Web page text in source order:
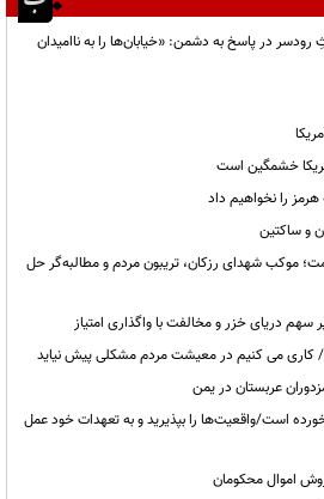
رودسر در پاسخ به دشمن: «خیابان‌ها را به ناامیدان
خشمگین است
را نخواهیم داد
و ساکتین
موکب شهدای رزکان، تریبون مردم و مطالبه‌گر حل
سهم دریای خزر و مخالفت با واگذاری امتیاز
کاری می کنیم در معیشت مردم مشکلی پیش نیاید
عربستان در یمن
است/واقعیت‌ها را بپذیرید و به تعهدات خود عمل
اموال محکومان